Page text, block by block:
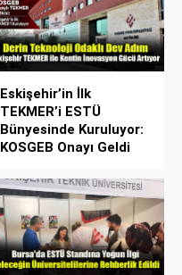
Eskişehir’in İlk
TEKMER’i ESTÜ
Bünyesinde Kuruluyor:
KOSGEB Onayı Geldi